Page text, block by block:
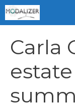
Vai
al
Carla